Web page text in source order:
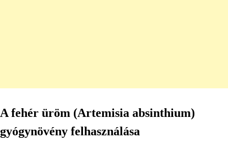
A fehér üröm (Artemisia absinthium)
gyógynövény felhasználása